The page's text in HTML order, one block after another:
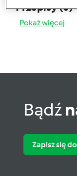
Przepisy(0)
Pokaż więcej
Bądź
Zapisz się